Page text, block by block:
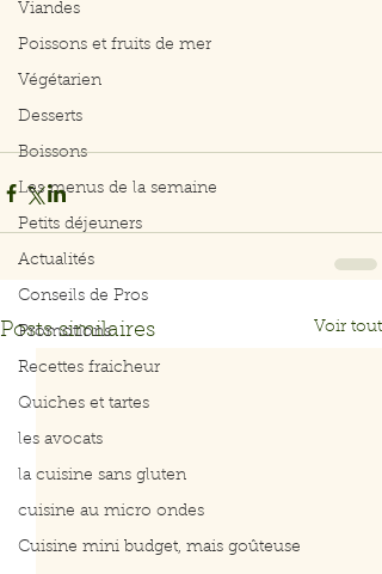
Viandes
Poissons et fruits de mer
Végétarien
Desserts
Boissons
Les menus de la semaine
Petits déjeuners
Actualités
Conseils de Pros
Promotions
Recettes fraicheur
Quiches et tartes
les avocats
la cuisine sans gluten
cuisine au micro ondes
Cuisine mini budget, mais goûteuse
Posts similaires Voir tout